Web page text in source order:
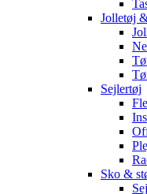
Jolletøj
Sejlertøj
Sko &